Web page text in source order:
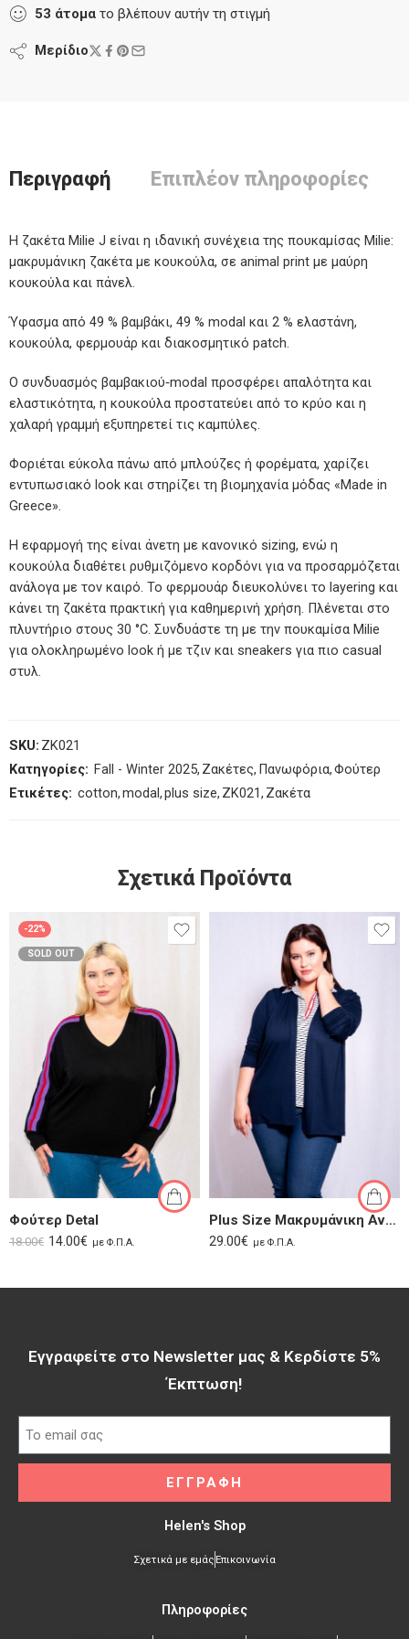
53 άτομα το βλέπουν αυτήν τη στιγμή
Μερίδιο
Περιγραφή Επιπλέον πληροφορίες
Η ζακέτα Milie J είναι η ιδανική συνέχεια της πουκαμίσας Milie:
μακρυμάνικη ζακέτα με κουκούλα, σε animal print με μαύρη
κουκούλα και πάνελ.
Ύφασμα από 49 % βαμβάκι, 49 % modal και 2 % ελαστάνη,
κουκούλα, φερμουάρ και διακοσμητικό patch.
Ο συνδυασμός βαμβακιού‑modal προσφέρει απαλότητα και
ελαστικότητα, η κουκούλα προστατεύει από το κρύο και η
χαλαρή γραμμή εξυπηρετεί τις καμπύλες.
Φοριέται εύκολα πάνω από μπλούζες ή φορέματα, χαρίζει
εντυπωσιακό look και στηρίζει τη βιομηχανία μόδας «Made in
Greece».
Η εφαρμογή της είναι άνετη με κανονικό sizing, ενώ η
κουκούλα διαθέτει ρυθμιζόμενο κορδόνι για να προσαρμόζεται
ανάλογα με τον καιρό. Το φερμουάρ διευκολύνει το layering και
κάνει τη ζακέτα πρακτική για καθημερινή χρήση. Πλένεται στο
πλυντήριο στους 30 °C. Συνδυάστε τη με την πουκαμίσα Milie
για ολοκληρωμένο look ή με τζιν και sneakers για πιο casual
στυλ.
SKU: ZK021
Κατηγορίες: Fall - Winter 2025, Ζακέτες, Πανωφόρια,Φούτερ
Ετικέτες: cotton,modal,plus size, ZK021, Ζακέτα
Σχετικά Προϊόντα
-22%
SOLD OUT
Φούτερ Detal
18.00€ 14.00€ με Φ.Π.Α.
Plus Size Μακρυμάνικη Ανοιχτή Ζακέτα | Abolis SS25
29.00€ με Φ.Π.Α.
Εγγραφείτε στο Newsletter μας & Κερδίστε 5%
Έκπτωση!​
ΕΓΓΡΑΦΗ
Helen's Shop
Σχετικά με εμάς Επικοινωνία
Πληροφορίες